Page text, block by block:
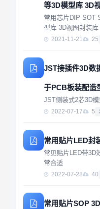
等3D模型库 3D
常用芯片DIP SOT
型库 3D视图封装
个）:050-
2021-11-21 25
JST接插件3D数
于PCB板装配造
JST侧装式2芯3D
2022-07-17 5
常用贴片LED封
常见贴片LED带3D
常合适
2022-07-28 40
常用贴片SOP